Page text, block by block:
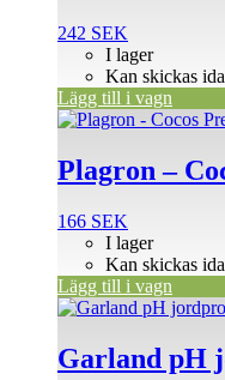
242 SEK
I lager
Kan skickas
Lägg till i vagn
Plagron –
166 SEK
I lager
Kan skickas
Lägg till i vagn
Garland pH